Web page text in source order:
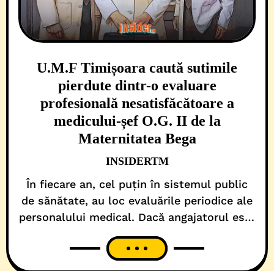
U.M.F Timișoara caută sutimile
pierdute dintr-o evaluare
profesională nesatisfăcătoare a
medicului-șef O.G. II de la
Maternitatea Bega
INSIDERTM
În fiecare an, cel puțin în sistemul public
de sănătate, au loc evaluările periodice ale
personalului medical. Dacă angajatorul este
clinică universitară, așa cum e și cazul
Spitalului Județean Timișoara, atunci, o